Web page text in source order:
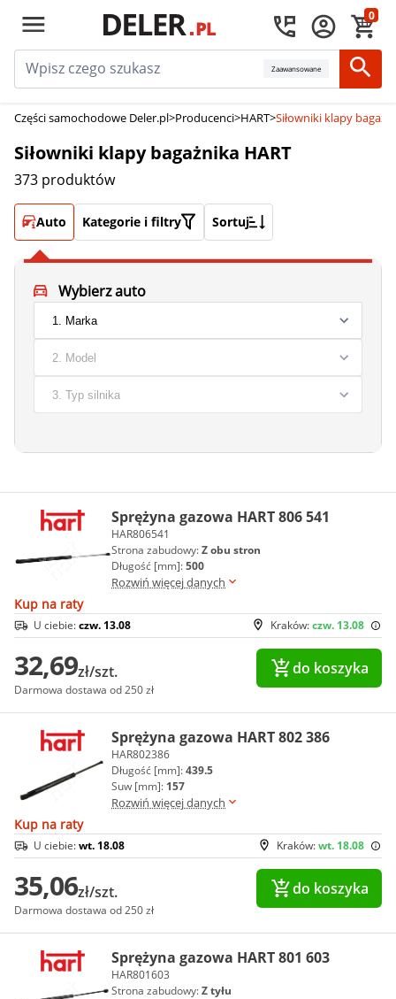
0
Zaawansowane
Części samochodowe Deler.pl>Producenci>HART>Siłowniki klapy
Siłowniki klapy bagażnika HART
373 produktów
Auto Kategorie i filtry Sortuj
Wybierz auto
Sprężyna gazowa HART 806 541
HAR806541
Strona zabudowy:Z obu stron
Długość [mm]:500
Rozwiń więcej danych
Kup na raty
Kraków:czw. 13.08
U ciebie:czw. 13.08
32,69zł/szt.
Darmowa dostawa od 250 zł
do koszyka
Sprężyna gazowa HART 802 386
HAR802386
Długość [mm]:439.5
Suw [mm]: 157
Rozwiń więcej danych
Kup na raty
Kraków:wt. 18.08
U ciebie:wt. 18.08
35,06zł/szt.
Darmowa dostawa od 250 zł
do koszyka
Sprężyna gazowa HART 801 603
HAR801603
Strona zabudowy:Z tyłu